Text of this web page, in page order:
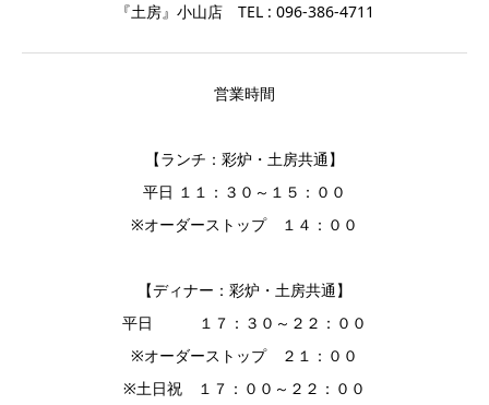
『土房』小山店 TEL : 096-386-4711
営業時間
【ランチ：彩炉・土房共通】
平日 １１：３０～１５：００
※オーダーストップ １４：００
【ディナー：彩炉・土房共通】
平日 １７：３０～２２：００
※オーダーストップ ２１：００
※土日祝 １７：００～２２：００